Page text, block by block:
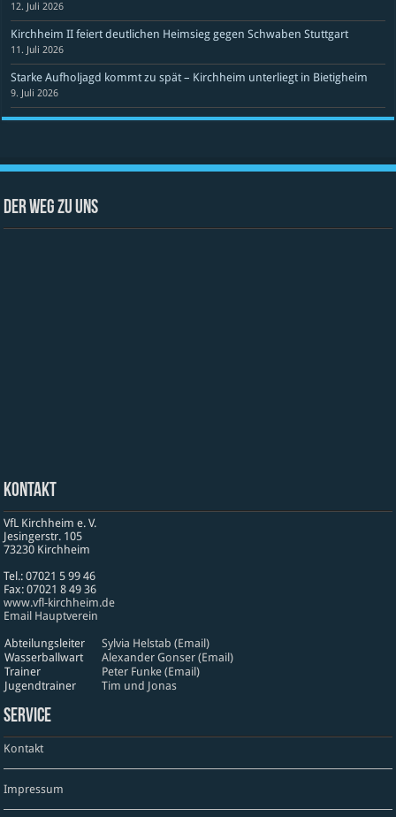
12. Juli 2026
Kirchheim II feiert deutlichen Heimsieg gegen Schwaben Stuttgart
11. Juli 2026
Starke Aufholjagd kommt zu spät – Kirchheim unterliegt in Bietigheim
9. Juli 2026
Der Weg zu uns
Kontakt
VfL Kirchheim e. V.
Jesinger­str. 105
73230 Kirch­heim
Tel.: 07021 5 99 46
Fax: 07021 8 49 36
www​.vfl​-kirch​heim​.de
Email Hauptverein
Abteilungsleiter
Sylvia Helstab (Email)
Wasserballwart
Alexander Gonser (Email)
Trainer
Peter Funke (Email)
Jugendtrainer
Tim und Jonas
Service
Kontakt
Impressum